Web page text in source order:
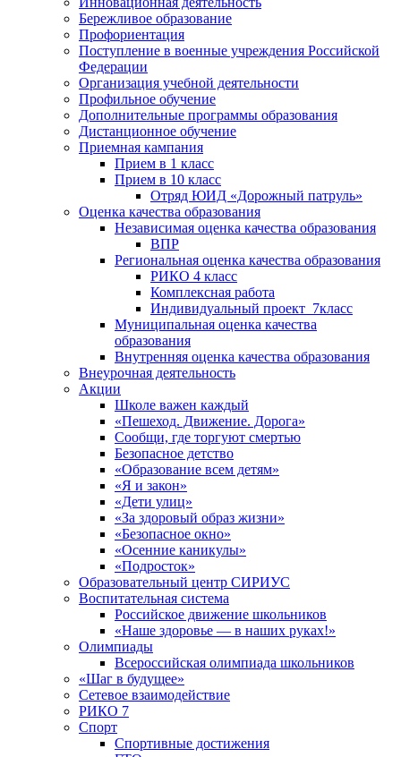
Бережливое образование
Профориентация
Поступление в военные учреждения Российской
Федерации
Организация учебной деятельности
Профильное обучение
Дополнительные программы образования
Дистанционное обучение
Приемная кампания
Прием в 1 класс
Прием в 10 класс
Отряд ЮИД «Дорожный патруль»
Оценка качества образования
Независимая оценка качества образования
ВПР
Региональная оценка качества образования
РИКО 4 класс
Комплексная работа
Индивидуальный проект_7класс
Муниципальная оценка качества
образования
Внутренняя оценка качества образования
Внеурочная деятельность
Акции
Школе важен каждый
«Пешеход. Движение. Дорога»
Сообщи, где торгуют смертью
Безопасное детство
«Образование всем детям»
«Я и закон»
«Дети улиц»
«За здоровый образ жизни»
«Безопасное окно»
«Осенние каникулы»
«Подросток»
Образовательный центр СИРИУС
Воспитательная система
Российское движение школьников
«Наше здоровье — в наших руках!»
Олимпиады
Всероссийская олимпиада школьников
«Шаг в будущее»
Сетевое взаимодействие
РИКО 7
Спорт
Спортивные достижения